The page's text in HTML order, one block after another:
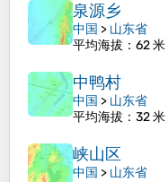
泉源乡
中国 > 山东省
平均海拔 ：62 米
中鸭村
中国 > 山东省
平均海拔 ：32 米
峡山区
中国 > 山东省